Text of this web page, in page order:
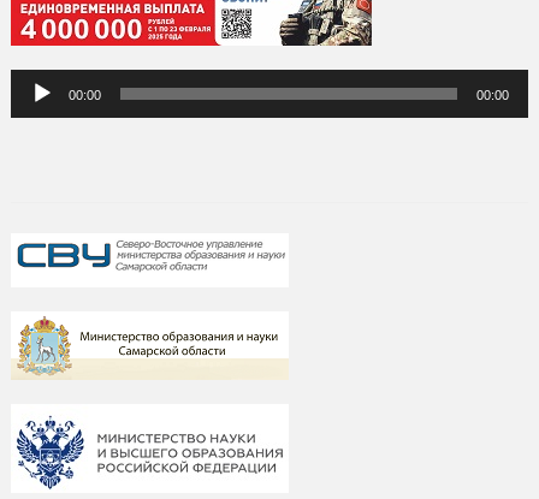
Аудиоплеер
00:00 00:00